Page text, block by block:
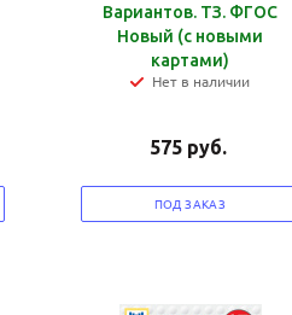
Вариантов. ТЗ. ФГОС
Новый (с новыми
картами)
Нет в наличии
575руб.
ПОД ЗАКАЗ